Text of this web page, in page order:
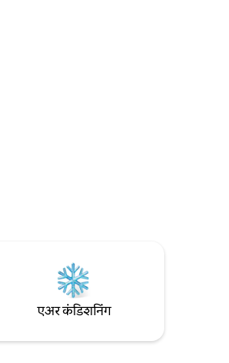
एअर कंडिशनिंग